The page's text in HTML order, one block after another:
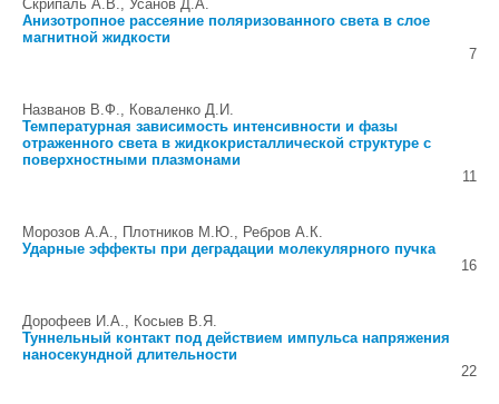
Скрипаль А.В., Усанов Д.А.
Анизотропное рассеяние поляризованного света в слое
магнитной жидкости
7
Названов В.Ф., Коваленко Д.И.
Температурная зависимость интенсивности и фазы
отраженного света в жидкокристаллической структуре с
поверхностными плазмонами
11
Морозов А.А., Плотников М.Ю., Ребров А.К.
Ударные эффекты при деградации молекулярного пучка
16
Дорофеев И.А., Косыев В.Я.
Туннельный контакт под действием импульса напряжения
наносекундной длительности
22